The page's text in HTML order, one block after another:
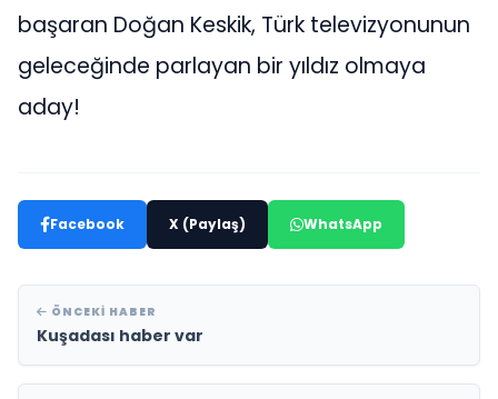
başaran Doğan Keskik, Türk televizyonunun
geleceğinde parlayan bir yıldız olmaya
aday!
Facebook X (Paylaş) WhatsApp
ÖNCEKI HABER
Kuşadası haber var